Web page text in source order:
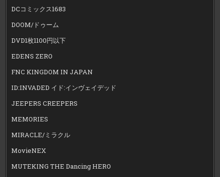
DCコミックス1683
DOOM/ドゥーム
DVD1枚1100円以下
EDENS ZERO
FNC KINGDOM IN JAPAN
ID:INVADED イド:インヴェイデッド
JEEPERS CREEPERS
MEMORIES
MIRACLE/ミラクル
MovieNEX
MUTEKING THE Dancing HERO